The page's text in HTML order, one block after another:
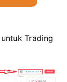
Trading